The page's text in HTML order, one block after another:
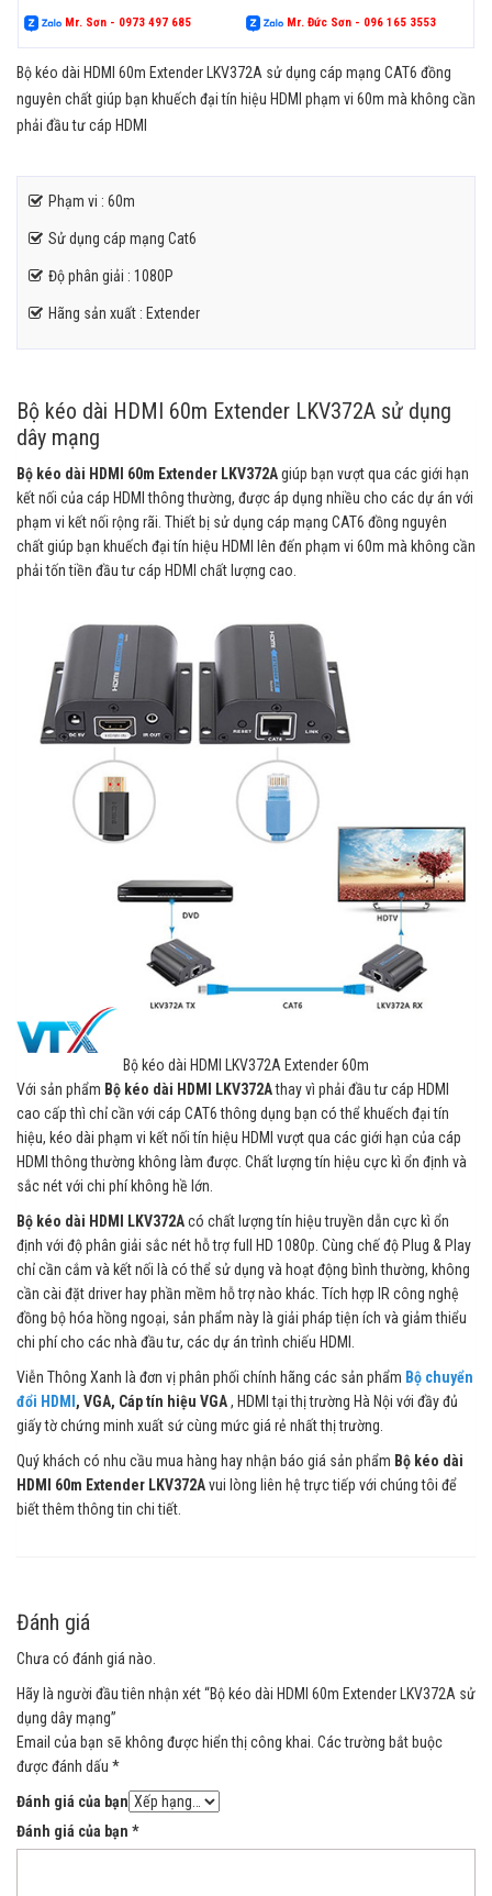
Mr. Sơn - 0973 497 685 Mr. Đức Sơn - 096 165 3553
Bộ kéo dài HDMI 60m Extender LKV372A sử dụng cáp mạng CAT6 đồng
nguyên chất giúp bạn khuếch đại tín hiệu HDMI phạm vi 60m mà không cần
phải đầu tư cáp HDMI
Phạm vi : 60m
Sử dụng cáp mạng Cat6
Độ phân giải : 1080P
Hãng sản xuất : Extender
Bộ kéo dài HDMI 60m Extender LKV372A sử dụng
dây mạng
Bộ kéo dài HDMI 60m Extender LKV372Agiúp bạn vượt qua các giới hạn
kết nối của cáp HDMI thông thường, được áp dụng nhiều cho các dự án với
phạm vi kết nối rộng rãi. Thiết bị sử dụng cáp mạng CAT6 đồng nguyên
chất giúp bạn khuếch đại tín hiệu HDMI lên đến phạm vi 60m mà không cần
phải tốn tiền đầu tư cáp HDMI chất lượng cao.
Bộ kéo dài HDMI LKV372A Extender 60m
Với sản phẩm Bộ kéo dài HDMI LKV372Athay vì phải đầu tư cáp HDMI
cao cấp thì chỉ cần với cáp CAT6 thông dụng bạn có thể khuếch đại tín
hiệu, kéo dài phạm vi kết nối tín hiệu HDMI vượt qua các giới hạn của cáp
HDMI thông thường không làm được. Chất lượng tín hiệu cực kì ổn định và
sắc nét với chi phí không hề lớn.
Bộ kéo dài HDMI
LKV372Acó chất lượng tín hiệu truyền dẫn cực kì ổn
định với độ phân giải sắc nét hỗ trợ full HD 1080p. Cùng chế độ Plug & Play
chỉ cần cắm và kết nối là có thể sử dụng và hoạt động bình thường, không
cần cài đặt driver hay phần mềm hỗ trợ nào khác. Tích hợp IR công nghệ
đồng bộ hóa hồng ngoại, sản phẩm này là giải pháp tiện ích và giảm thiểu
chi phí cho các nhà đầu tư, các dự án trình chiếu HDMI.
Viễn Thông Xanh là đơn vị phân phối chính hãng các sản phẩm Bộ chuyển
đổi HDMI , VGA, Cáp tín hiệu VGA, HDMI tại thị trường Hà Nội với đầy đủ
giấy tờ chứng minh xuất sứ cùng mức giá rẻ nhất thị trường.
Quý khách có nhu cầu mua hàng hay nhận báo giá sản phẩm Bộ kéo dài
HDMI 60m Extender LKV372Avui lòng liên hệ trực tiếp với chúng tôi để
biết thêm thông tin chi tiết.
Đánh giá
Chưa có đánh giá nào.
Hãy là người đầu tiên nhận xét “Bộ kéo dài HDMI 60m Extender LKV372A sử
dụng dây mạng”
Email của bạn sẽ không được hiển thị công khai. Các trường bắt buộc
được đánh dấu *
Đánh giá của bạn
Đánh giá của bạn *